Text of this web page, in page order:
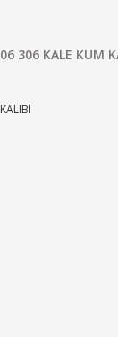
06 306 KALE KUM